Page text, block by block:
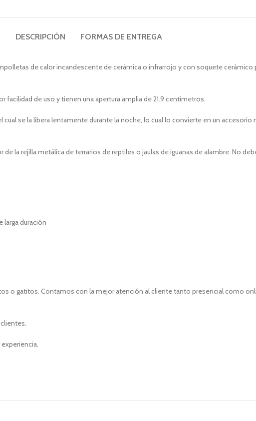
DESCRIPCIÓN FORMAS DE ENTREGA
de calor incandescente de cerámica o infrarrojo y con soquete
facilidad de uso y tienen una apertura amplia de 21.9 centímetros.
se la libera lentamente durante la noche, lo cual lo convierte en un
la rejilla metálica de terrarios de reptiles o jaulas de iguanas de alambre. No
larga duración
o gatitos. Contamos con la mejor atención al cliente tanto presencial como